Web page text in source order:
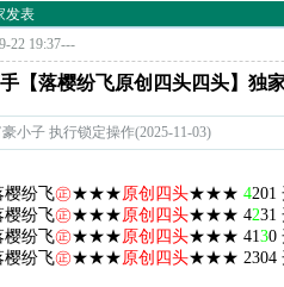
发表
22 19:37---
手【落樱纷飞原创四头四头】独
小子 执行锁定操作(2025-11-03)
樱纷飞㊣★★★ 原创四头★★★4201
樱纷飞㊣★★★ 原创四头★★★ 4231
樱纷飞㊣★★★ 原创四头★★★ 4130
樱纷飞㊣★★★ 原创四头★★★ 2304